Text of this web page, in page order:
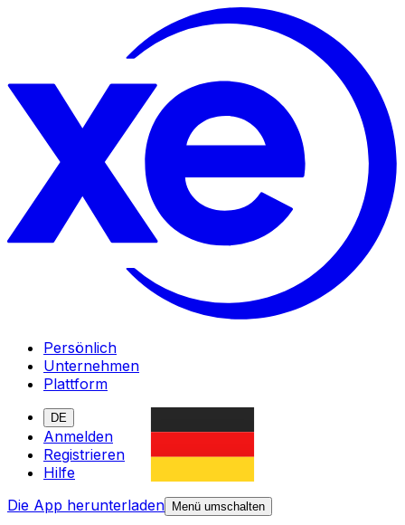
Persönlich
Unternehmen
Plattform
DE
Anmelden
Registrieren
Hilfe
Die App herunterladen
Menü umschalten